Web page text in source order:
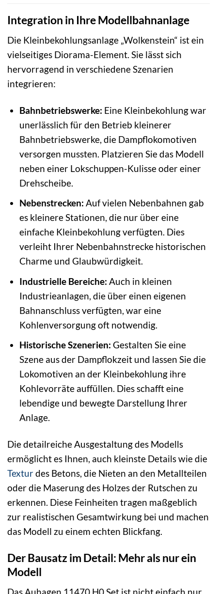
Integration in Ihre Modellbahnanlage
Die Kleinbekohlungsanlage „Wolkenstein“ ist ein
vielseitiges Diorama-Element. Sie lässt sich
hervorragend in verschiedene Szenarien
integrieren:
Bahnbetriebswerke: Eine Kleinbekohlung war
unerlässlich für den Betrieb kleinerer
Bahnbetriebswerke, die Dampflokomotiven
versorgen mussten. Platzieren Sie das Modell
neben einer Lokschuppen-Kulisse oder einer
Drehscheibe.
Nebenstrecken: Auf vielen Nebenbahnen gab
es kleinere Stationen, die nur über eine
einfache Kleinbekohlung verfügten. Dies
verleiht Ihrer Nebenbahnstrecke historischen
Charme und Glaubwürdigkeit.
Industrielle Bereiche: Auch in kleinen
Industrieanlagen, die über einen eigenen
Bahnanschluss verfügten, war eine
Kohlenversorgung oft notwendig.
Historische Szenerien: Gestalten Sie eine
Szene aus der Dampflokzeit und lassen Sie die
Lokomotiven an der Kleinbekohlung ihre
Kohlevorräte auffüllen. Dies schafft eine
lebendige und bewegte Darstellung Ihrer
Anlage.
Die detailreiche Ausgestaltung des Modells
ermöglicht es Ihnen, auch kleinste Details wie die
Texturdes Betons, die Nieten an den Metallteilen
oder die Maserung des Holzes der Rutschen zu
erkennen. Diese Feinheiten tragen maßgeblich
zur realistischen Gesamtwirkung bei und machen
das Modell zu einem echten Blickfang.
Der Bausatz im Detail: Mehr als nur ein
Modell
Das Auhagen 11470 H0 Set ist nicht einfach nur